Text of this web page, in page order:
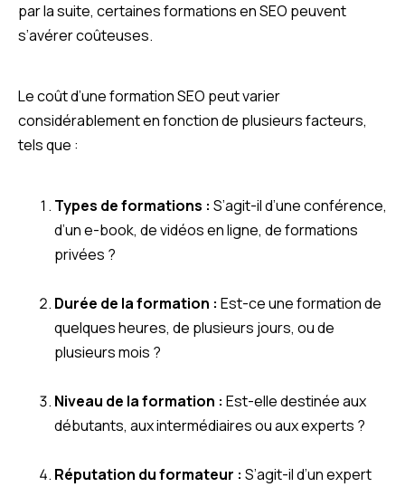
par la suite, certaines formations en SEO peuvent
s’avérer coûteuses.
Le coût d’une formation SEO peut varier
considérablement en fonction de plusieurs facteurs,
tels que :
Types de formations : S’agit-il d’une conférence,
d’un e-book, de vidéos en ligne, de formations
privées ?
Durée de la formation : Est-ce une formation de
quelques heures, de plusieurs jours, ou de
plusieurs mois ?
Niveau de la formation : Est-elle destinée aux
débutants, aux intermédiaires ou aux experts ?
Réputation du formateur : S’agit-il d’un expert